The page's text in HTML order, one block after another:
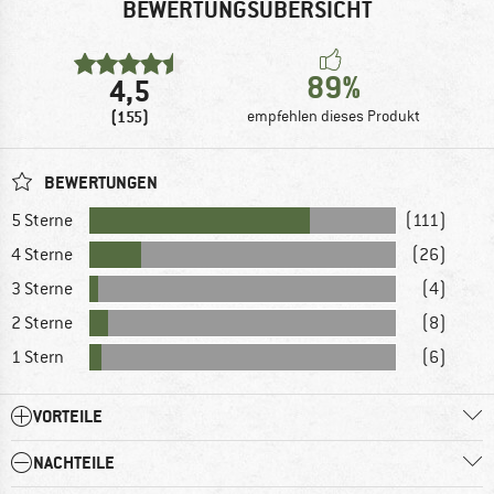
BEWERTUNGSÜBERSICHT
4,5
(155)
89%
empfehlen dieses Produkt
BEWERTUNGEN
5 Sterne
(111)
4 Sterne
(26)
3 Sterne
(4)
2 Sterne
(8)
1 Stern
(6)
VORTEILE
NACHTEILE